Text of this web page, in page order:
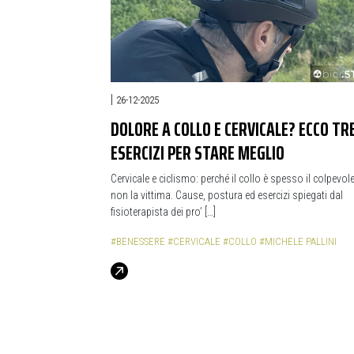
| 26-12-2025
DOLORE A COLLO E CERVICALE? ECCO
ESERCIZI PER STARE MEGLIO
Cervicale e ciclismo: perché il collo è spesso il
non la vittima. Cause, postura ed esercizi spiegati dal
fisioterapista dei pro’ […]
#BENESSERE #CERVICALE #COLLO #MICHELE PALLINI